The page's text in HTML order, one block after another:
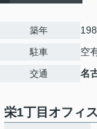
築年
駐車 空
交通 名
栄1丁目オフィ